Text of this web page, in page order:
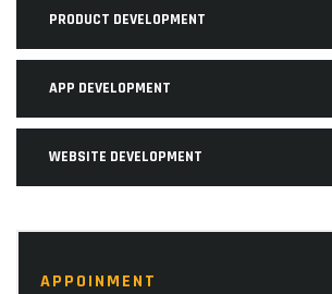
PRODUCT DEVELOPMENT
APP DEVELOPMENT
WEBSITE DEVELOPMENT
APPOINMENT